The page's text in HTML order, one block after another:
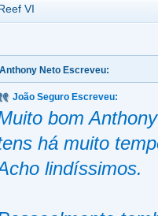
VI
Anthony Neto Escreveu:
João Seguro Escreveu:
bom
há muito
lindíssimos.